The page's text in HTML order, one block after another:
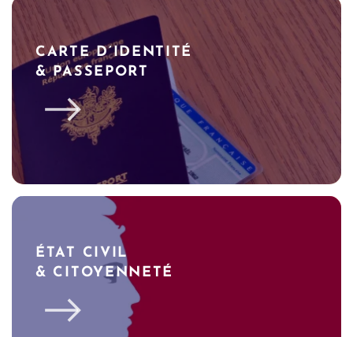
CARTE D’IDENTITÉ
& PASSEPORT
ÉTAT CIVIL
& CITOYENNETÉ